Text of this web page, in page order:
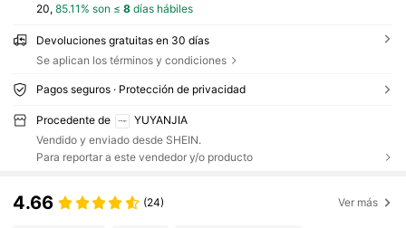
20, 85.11% son ≤ 8días hábiles
Devoluciones gratuitas en 30 días
Se aplican los términos y condiciones
Pagos seguros · Protección de privacidad
Procedente de
YUYANJIA
Vendido y enviado desde SHEIN.
Para reportar a este vendedor y/o producto
4.66 (24) Ver más